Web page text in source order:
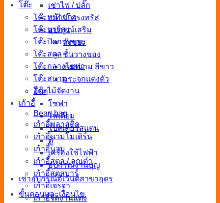
เช่าไฟ / ปลั๊ก
เวที / โครงทรัส
อุปกรณ์เสริม
ถังขยะ
ชั้นวางของ
ร่มสนาม สีขาว
กระจกแต่งตัว
อื่นๆ
โซฟา
โพเดียม
โปสเตอร์สแตน
ตู้
เครื่องใช้ไฟฟ้า
อุปกรณ์งานบุญ
เช่าอุปกรณ์อีเว้นต์สาขาอุดร
ขั้นตอนและเงื่อนไข
โต๊ะ
โต๊ะหน้าขาว
โต๊ะบาร์สูง
โต๊ะปิดการขาย
โต๊ะสตูล
โต๊ะกลางโซฟา
โต๊ะสนาม
โต๊ะไม้จัดงาน
เก้าอี้
Bean bag
เก้าอี้พลาสติก
เก้าอี้นวมโมเดิร์น
เก้าอี้นวม
เก้าอี้สตูล / ลูกเต๋า
เก้าอี้สตูลบาร์
เก้าอี้เจรจา
เก้าอี้จัดงานแต่ง